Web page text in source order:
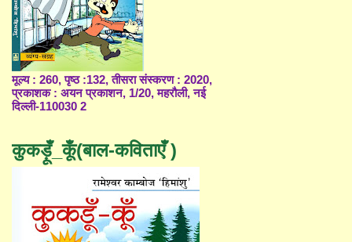
मूल्य : 260, पृष्ठ :132, तीसरा संस्करण : 2020,
प्रकाशक : अयन प्रकाशन, 1/20, महरौली, नई
दिल्ली-110030 2
कुकड़ूँ_कूँ(बाल-कविताएँ )